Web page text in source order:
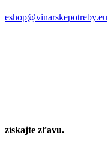
eshop@vinarskepotreby.eu
získajte zľavu.